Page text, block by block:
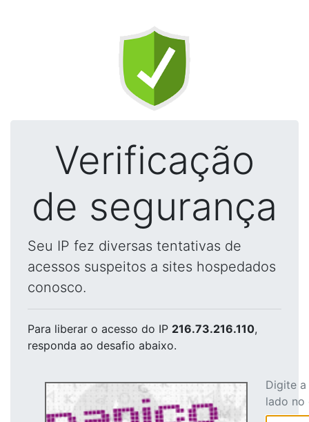
Verificação
de segurança
Seu IP fez diversas tentativas de
acessos suspeitos a sites hospedados
conosco.
Para liberar o acesso do IP 216.73.216.110,
responda ao desafio abaixo.
Digite
lado no